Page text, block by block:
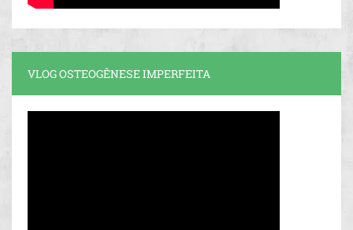
VLOG OSTEOGÊNESE IMPERFEITA